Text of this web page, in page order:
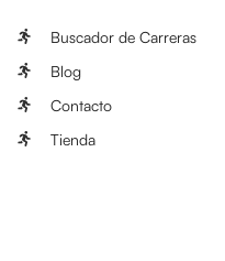
Buscador de Carreras
Blog
Contacto
Tienda